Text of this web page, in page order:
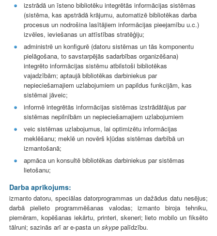
izstrādā un īsteno bibliotēku integrētās informācijas sistēmas
(sistēma, kas apstrādā krājumu, automatizē bibliotēkas darba
procesus un nodrošina lasītājiem informācijas pieejamību u.c.)
izvēles, ieviešanas un attīstības stratēģiju;
administrē un konfigurē (datoru sistēmas un tās komponentu
pielāgošana, to savstarpējās sadarbības organizēšana)
integrēto informācijas sistēmu atbilstoši bibliotēkas
vajadzībām; aptaujā bibliotēkas darbiniekus par
nepieciešamajiem uzlabojumiem un papildus funkcijām, kas
sistēmai jāveic;
informē integrētās informācijas sistēmas izstrādātājus par
sistēmas nepilnībām un nepieciešamajiem uzlabojumiem
veic sistēmas uzlabojumus, lai optimizētu informācijas
meklēšanu; meklē un novērš kļūdas sistēmas darbībā un
izmantošanā;
apmāca un konsultē bibliotēkas darbiniekus par sistēmas
lietošanu;
Darba aprīkojums:
izmanto datoru, speciālas datorprogrammas un dažādus datu nesējus;
darbā pielieto programmēšanas valodas; izmanto biroja tehniku,
piemēram, kopēšanas iekārtu, printeri, skeneri; lieto mobilo un fiksēto
tālruni; sazinās arī ar e-pasta un skype palīdzību.